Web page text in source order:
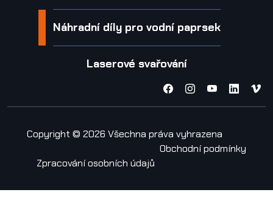
Náhradní díly pro vodní paprsek
Laserové svařování
Copyright © 2026 Všechna práva vyhrazena
Obchodní podmínky
Zpracování osobních údajů